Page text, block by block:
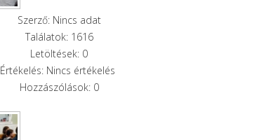
Szerző: Nincs adat
Találatok: 1616
Letöltések: 0
Értékelés: Nincs értékelés
Hozzászólások: 0